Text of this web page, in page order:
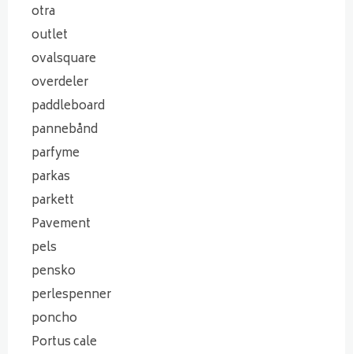
otra
outlet
ovalsquare
overdeler
paddleboard
pannebånd
parfyme
parkas
parkett
Pavement
pels
pensko
perlespenner
poncho
Portus cale